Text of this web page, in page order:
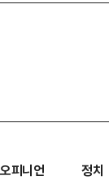
오피니언 정치